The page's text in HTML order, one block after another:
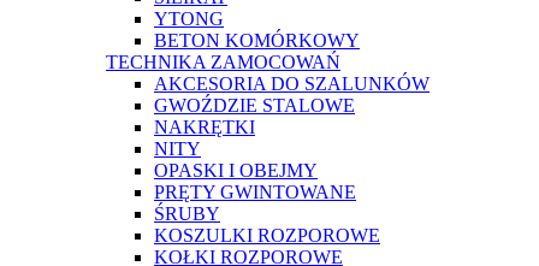
YTONG
BETON KOMÓRKOWY
TECHNIKA ZAMOCOWAŃ
AKCESORIA DO SZALUNKÓW
GWOŹDZIE STALOWE
NAKRĘTKI
NITY
OPASKI I OBEJMY
PRĘTY GWINTOWANE
ŚRUBY
KOSZULKI ROZPOROWE
KOŁKI ROZPOROWE